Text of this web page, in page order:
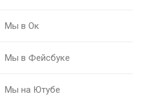
Мы в Ок
Мы в Фейсбуке
Мы на Ютубе